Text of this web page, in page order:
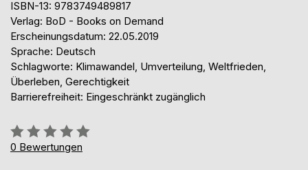
ISBN-13: 9783749489817
Verlag: BoD - Books on Demand
Erscheinungsdatum: 22.05.2019
Sprache: Deutsch
Schlagworte: Klimawandel, Umverteilung, Weltfrieden,
Überleben, Gerechtigkeit
Barrierefreiheit: Eingeschränkt zugänglich
Bewertung::
0%
0 Bewertungen